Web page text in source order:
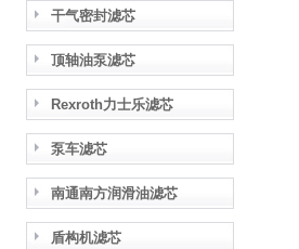
干气密封滤芯
顶轴油泵滤芯
Rexroth力士乐滤芯
泵车滤芯
南通南方润滑油滤芯
盾构机滤芯